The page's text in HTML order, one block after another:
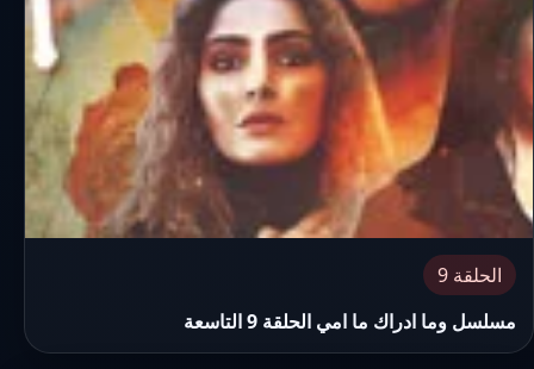
الحلقة 9
مسلسل وما ادراك ما امي الحلقة 9 التاسعة